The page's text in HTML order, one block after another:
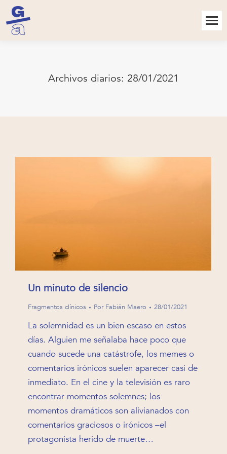
Archivos diarios: 28/01/2021
Un minuto de silencio
Fragmentos clínicos Por Fabián Maero 28/01/2021
La solemnidad es un bien escaso en estos
días. Alguien me señalaba hace poco que
cuando sucede una catástrofe, los memes o
comentarios irónicos suelen aparecer casi de
inmediato. En el cine y la televisión es raro
encontrar momentos solemnes; los
momentos dramáticos son alivianados con
comentarios graciosos o irónicos –el
protagonista herido de muerte…